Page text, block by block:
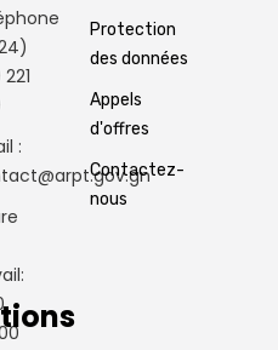
:
Protection
des données
Appels
d'offres
Contactez-
nous